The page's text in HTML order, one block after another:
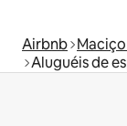
Airbnb
Aluguéis de